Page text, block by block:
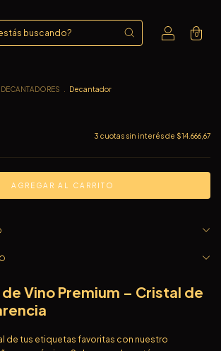
0
DECANTADORES Decantador
3 cuotas sin interés de $14.666,67
Vino Premium – Cristal de
de tus etiquetas favoritas con nuestro